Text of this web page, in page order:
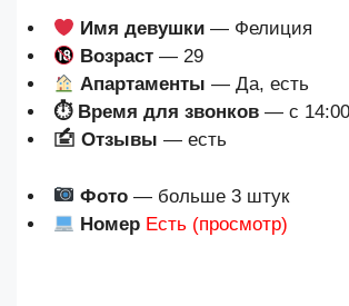
Имя девушки — Фелиция
Возраст — 29
Апартаменты — Да, есть
⏱ Время для звонков — с
🖆 Отзывы — есть
Фото — больше 3 штук
Номер Есть (просмотр)